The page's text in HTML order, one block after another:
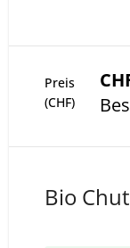
Preis
(CHF)
Bio